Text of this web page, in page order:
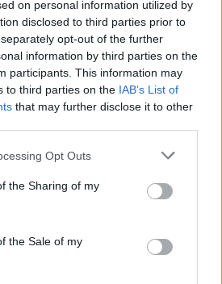
on personal information utilized by
disclosed to third parties prior to
opt-out of the further
information by third parties on the
participants. This information may
to third parties on the IAB’s List of
that may further disclose it to other
Opt Outs
the Sharing of my
the Sale of my
de su “dueño”, el
que corroboran que fueron
sistema de puntos promocionales y
más que amortizados. Los que
del nuevo equipo de Gobierno
algunos de los cuales llegaron a
al final del mandato. La polémica
en un municipio que no termina de